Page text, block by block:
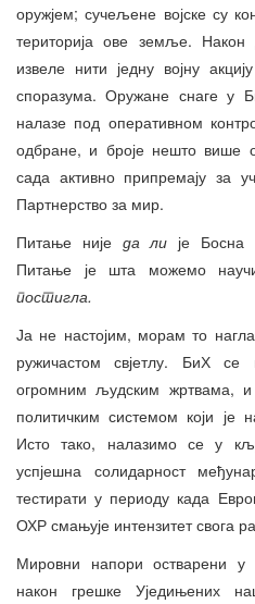
оружјем; сучељене војске су
територија ове земље. Након
извеле нити једну војну
споразума. Оружане снаге у
налазе под оперативном
одбране, и броје нешто више
сада активно припремају за
Партнерство за мир.
Питање није да ли је Босна
Питање је шта можемо
постигла.
Ја не настојим, морам то
ружичастом свјетлу. БиХ
огромним људским жртвама,
политичким системом који је
Исто тако, налазимо се у
успјешна солидарност
тестирати у периоду када
ОХР смањује интензитет свога
Мировни напори остварени у
након грешке Уједињених